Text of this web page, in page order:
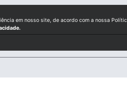
em nosso site, de acordo com a nossa